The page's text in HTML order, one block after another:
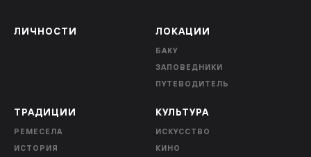
ЛИЧНОСТИ ЛОКАЦИИ
БАКУ
ЗАПОВЕДНИКИ
ПУТЕВОДИТЕЛЬ
ТРАДИЦИИ
РЕМЕСЕЛА
ИСТОРИЯ
КУЛЬТУРА
ИСКУССТВО
КИНО